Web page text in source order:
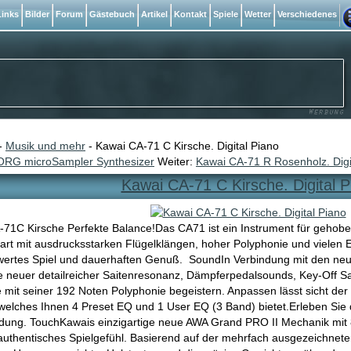
Musik und mehr - Kawai CA-71 C Kirsche. Digital Piano
microSampler Synthesizer Weiter: Kawai CA-71 R Rosenholz.
Kawai CA-71 C Kirsche. Digital
71C Kirsche Perfekte Balance!Das CA71 ist ein Instrument für
mit ausdrucksstarken Flügelklängen, hoher Polyphonie und vielen
Spiel und dauerhaften Genuß. SoundIn Verbindung mit den
neuer detailreicher Saitenresonanz, Dämpferpedalsounds, Key-Off
mit seiner 192 Noten Polyphonie begeistern. Anpassen lässt sicht
Ihnen 4 Preset EQ und 1 User EQ (3 Band) bietet.Erleben
TouchKawais einzigartige neue AWA Grand PRO II Mechanik
Spielgefühl. Basierend auf der mehrfach
Bilder Forum Gästebuch Artikel Kontakt Spiele Wetter Verschiedenes